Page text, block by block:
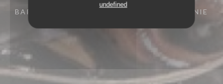
undefined
BAR RESTAURANT
15 RUE DES FRÈRES BONIE